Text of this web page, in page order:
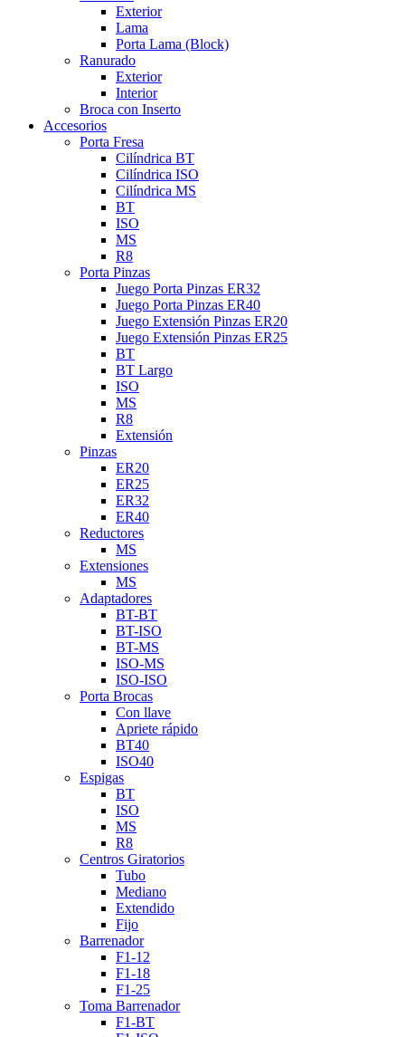
Exterior
Lama
Porta Lama (Block)
Ranurado
Exterior
Interior
Broca con Inserto
Accesorios
Porta Fresa
Cilíndrica BT
Cilíndrica ISO
Cilíndrica MS
BT
ISO
MS
R8
Porta Pinzas
Juego Porta Pinzas ER32
Juego Porta Pinzas ER40
Juego Extensión Pinzas ER20
Juego Extensión Pinzas ER25
BT
BT Largo
ISO
MS
R8
Extensión
Pinzas
ER20
ER25
ER32
ER40
Reductores
MS
Extensiones
MS
Adaptadores
BT-BT
BT-ISO
BT-MS
ISO-MS
ISO-ISO
Porta Brocas
Con llave
Apriete rápido
BT40
ISO40
Espigas
BT
ISO
MS
R8
Centros Giratorios
Tubo
Mediano
Extendido
Fijo
Barrenador
F1-12
F1-18
F1-25
Toma Barrenador
F1-BT